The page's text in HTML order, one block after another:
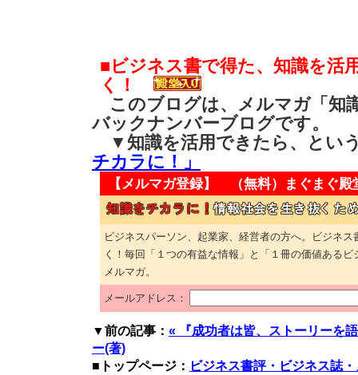
■ビジネス書で得た、知識を活
く！
このブログは、メルマガ「知
バックナンバーブログです。
▼知識を活用できたら、と
チカラに！」
【メルマガ登録】 （無料） まぐまぐ殿
ビジネスパーソン、起業家、経営者の方へ。ビジネ
く！毎回「１つの有益な情報」と「１冊の価値ある
メルマガ。
メールアドレス：
▼前の記事： « 『成功者は皆、ストーリーを
ー(著)
■トップページ： ビジネス書評・ビジネス誌